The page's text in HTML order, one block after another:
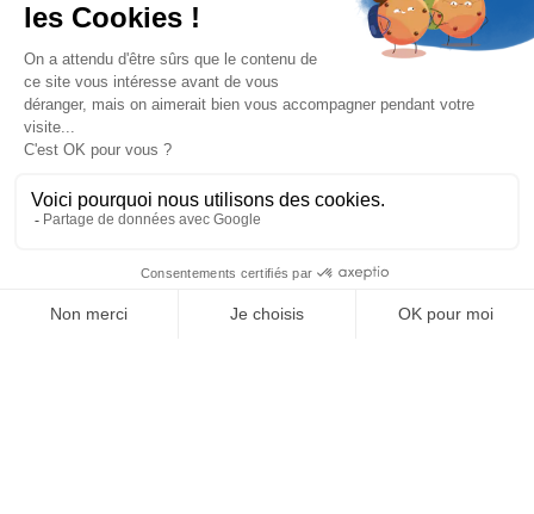
Ce n’est qu’en dernière limite, ou en cas
d’évènement très soudain et de danger
immédiat, qu’une « évacuation » en tant que telle
pourra être décidée, généralement après
regroupement et mise en sécurité des
alors par des moyens officiels (vols
réquisitionnés ou vols militaires) et parfois avec
un soutien de vive force ou, en tous cas, une
évacuation est caractérisée comme telle, elle est